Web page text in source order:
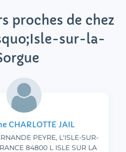
proches de chez
sur-la-
CHARLOTTE JAIL
PEYRE, L'ISLE-SUR-
84800 L ISLE SUR LA